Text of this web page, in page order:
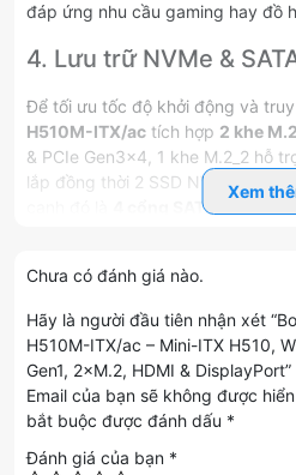
đáp ứng nhu cầu gaming hay đồ
4. Lưu trữ NVMe &
Để tối ưu tốc độ khởi động và
H510M-ITX/ac tích hợp 2 khe M.2
& PCIe Gen3×4, 1 khe M.2_2 hỗ
lắp đồng thời 2 SSD NVMe hoặc 1
4 cổng SATA III 6 Gb/s
5. Kết nối & Cổng I/O
Mặt sau bo mạch chủ mang đến
Video Out:1×HDMI 1.4b,
USB:4×USB 3.2 Gen1
Mạng:1×RJ-45 Gigabit LAN
Xem
Chưa có đánh giá nào.
Hãy là người đầu tiên nhận xét
H510M-ITX/ac – Mini-ITX H510,
Gen1, 2×M.2, HDMI & DisplayPort”
Email của bạn sẽ không được
bắt buộc được đánh dấu *
Đánh giá của bạn *